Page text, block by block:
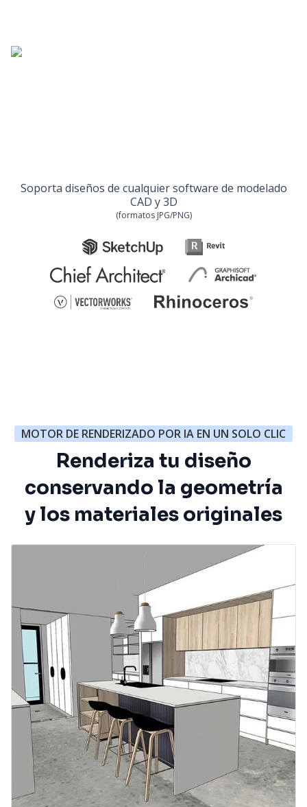
Soporta diseños de cualquier software de modelado
CAD y 3D
(formatos JPG/PNG)
MOTOR DE RENDERIZADO POR IA EN UN SOLO CLIC
Renderiza tu diseño
conservando la geometría
y los materiales originales